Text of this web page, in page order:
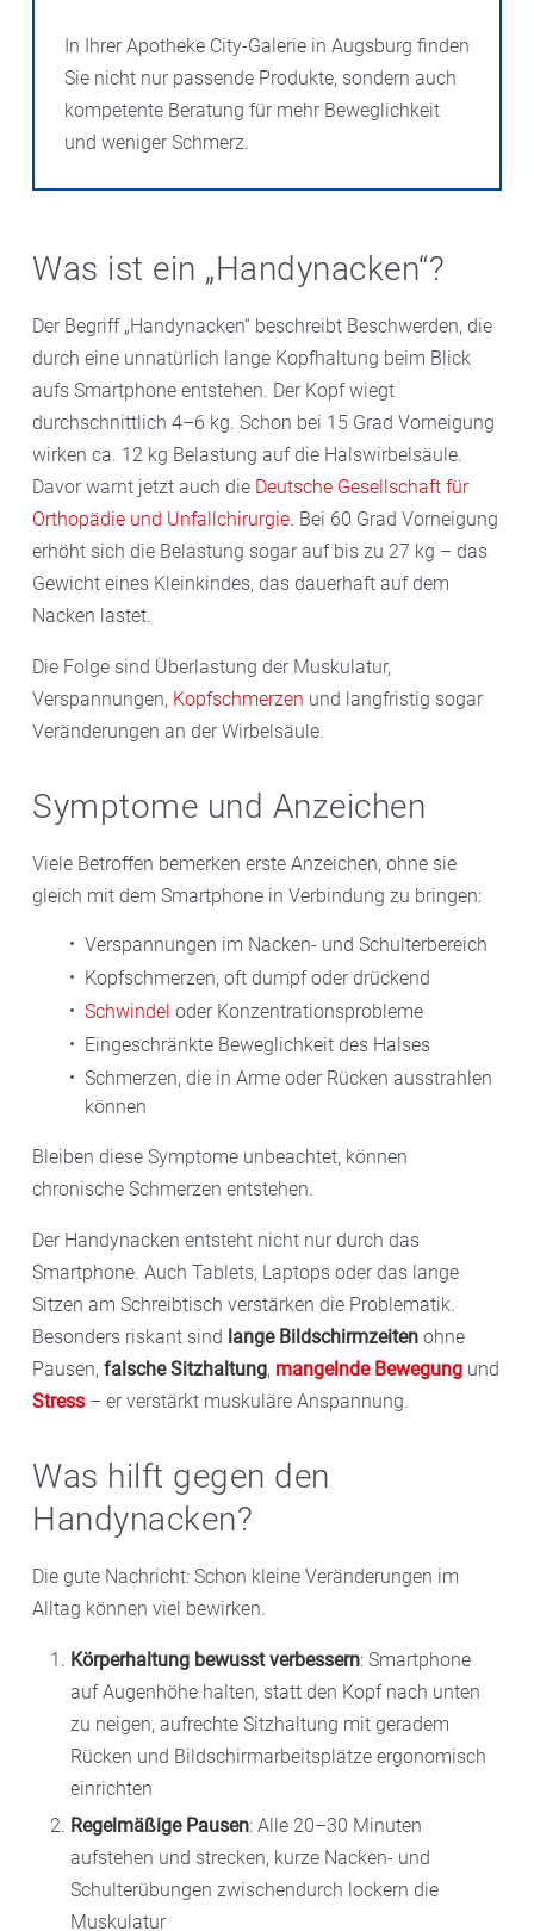
In Ihrer Apotheke City-Galerie in Augsburg finden
Sie nicht nur passende Produkte, sondern auch
kompetente Beratung für mehr Beweglichkeit
und weniger Schmerz.
Was ist ein „Handynacken“?
Der Begriff „Handynacken“ beschreibt Beschwerden, die
durch eine unnatürlich lange Kopfhaltung beim Blick
aufs Smartphone entstehen. Der Kopf wiegt
durchschnittlich 4–6 kg. Schon bei 15 Grad Vorneigung
wirken ca. 12 kg Belastung auf die Halswirbelsäule.
Davor warnt jetzt auch die Deutsche Gesellschaft für
Orthopädie und Unfallchirurgie. Bei 60 Grad Vorneigung
erhöht sich die Belastung sogar auf bis zu 27 kg – das
Gewicht eines Kleinkindes, das dauerhaft auf dem
Nacken lastet.
Die Folge sind Überlastung der Muskulatur,
Verspannungen, Kopfschmerzen und langfristig sogar
Veränderungen an der Wirbelsäule.
Symptome und Anzeichen
Viele Betroffen bemerken erste Anzeichen, ohne sie
gleich mit dem Smartphone in Verbindung zu bringen:
Verspannungen im Nacken- und Schulterbereich
Kopfschmerzen, oft dumpf oder drückend
Schwindel oder Konzentrationsprobleme
Eingeschränkte Beweglichkeit des Halses
Schmerzen, die in Arme oder Rücken ausstrahlen
können
Bleiben diese Symptome unbeachtet, können
chronische Schmerzen entstehen.
Der Handynacken entsteht nicht nur durch das
Smartphone. Auch Tablets, Laptops oder das lange
Sitzen am Schreibtisch verstärken die Problematik.
Besonders riskant sind lange Bildschirmzeiten ohne
Pausen, falsche Sitzhaltung, mangelnde Bewegung und
Stress – er verstärkt muskuläre Anspannung.
Was hilft gegen den
Handynacken?
Die gute Nachricht: Schon kleine Veränderungen im
Alltag können viel bewirken.
Körperhaltung bewusst verbessern: Smartphone
auf Augenhöhe halten, statt den Kopf nach unten
zu neigen, aufrechte Sitzhaltung mit geradem
Rücken und Bildschirmarbeitsplätze ergonomisch
einrichten
Regelmäßige Pausen: Alle 20–30 Minuten
aufstehen und strecken, kurze Nacken- und
Schulterübungen zwischendurch lockern die
Muskulatur